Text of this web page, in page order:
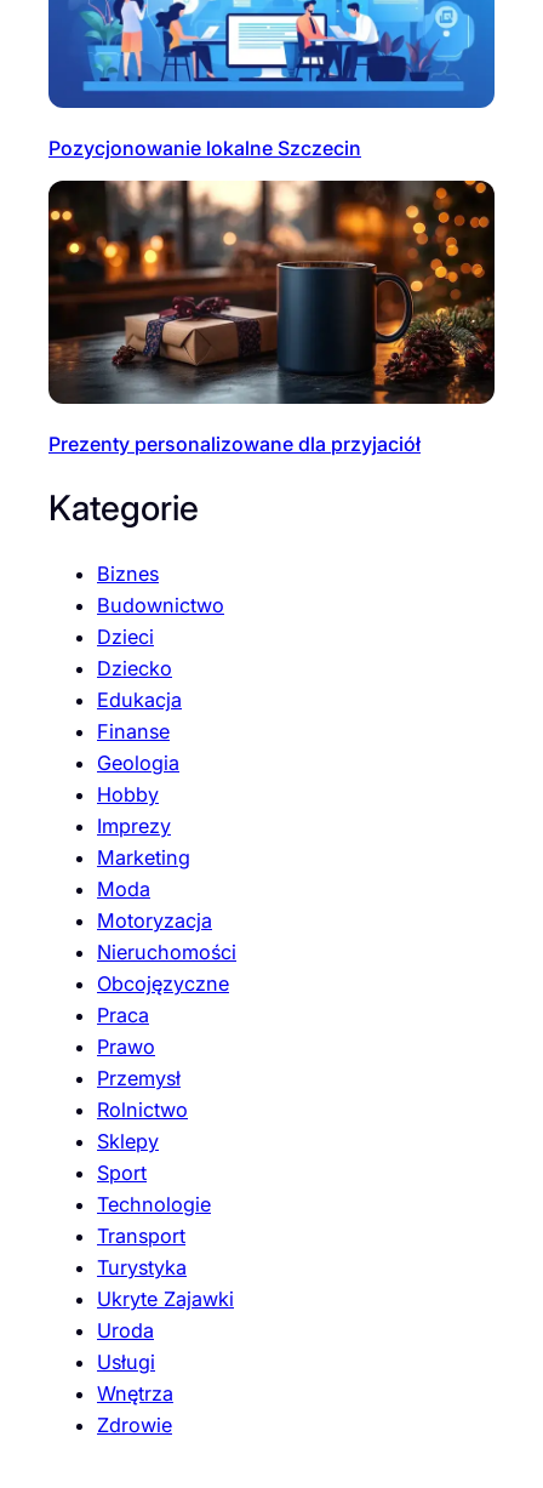
Pozycjonowanie lokalne Szczecin
Prezenty personalizowane dla przyjaciół
Kategorie
Biznes
Budownictwo
Dzieci
Dziecko
Edukacja
Finanse
Geologia
Hobby
Imprezy
Marketing
Moda
Motoryzacja
Nieruchomości
Obcojęzyczne
Praca
Prawo
Przemysł
Rolnictwo
Sklepy
Sport
Technologie
Transport
Turystyka
Ukryte Zajawki
Uroda
Usługi
Wnętrza
Zdrowie